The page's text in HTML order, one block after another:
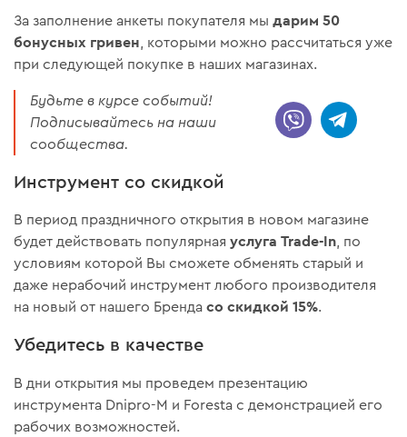
За заполнение анкеты покупателя мыдарим 50
бонусных гривен , которыми можно рассчитаться уже
при следующей покупке в наших магазинах.
Будьте в курсе событий!
Подписывайтесь на наши
сообщества.
Инструмент со скидкой
В период праздничного открытия в новом магазине
будет действовать популярнаяуслуга Trade-In, по
условиям которой Вы сможете обменять старый и
даже нерабочий инструмент любого производителя
на новый от нашего Брендасо скидкой 15%.
Убедитесь в качестве
В дни открытия мы проведем презентацию
инструмента Dnipro-M и Foresta с демонстрацией его
рабочих возможностей.